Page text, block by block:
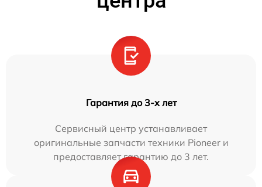
Гарантия до 3-х лет
Сервисный центр устанавливает
оригинальные запчасти техники Pioneer и
предоставляет гарантию до 3 лет.